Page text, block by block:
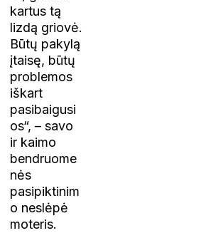
kartus tą
lizdą griovė.
Būtų pakylą
įtaisę, būtų
problemos
iškart
pasibaigusi
os“, – savo
ir kaimo
bendruome
nės
pasipiktinim
o neslėpė
moteris.